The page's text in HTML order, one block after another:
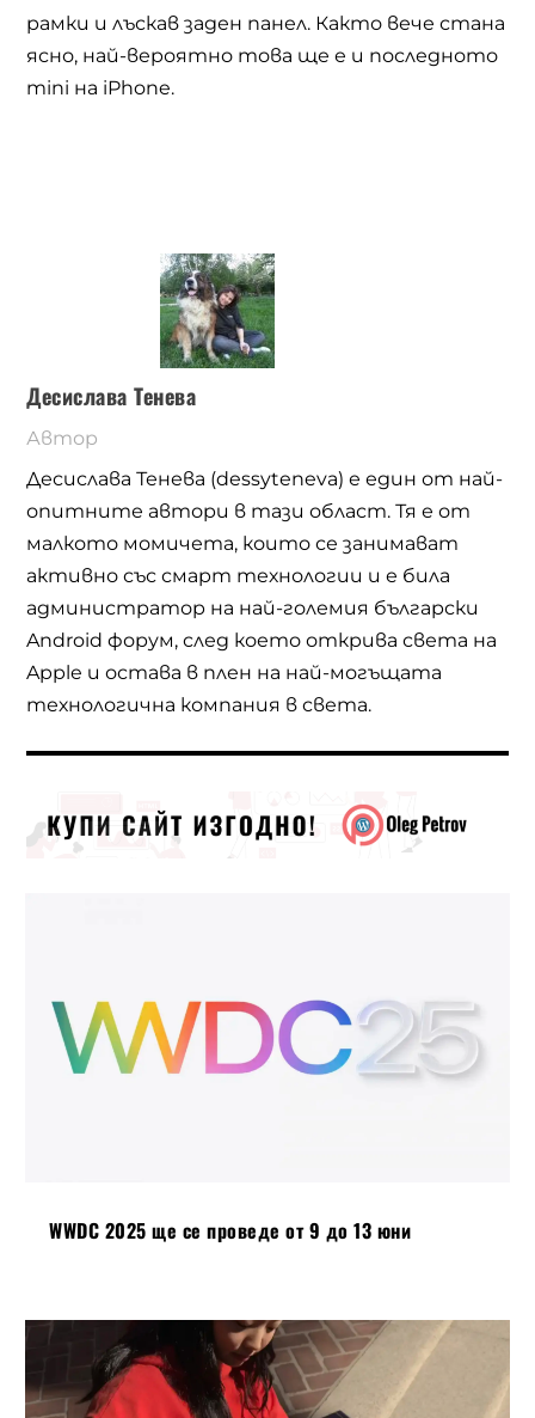
рамки и лъскав заден панел. Както вече стана
ясно, най-вероятно това ще е и последното
mini на iPhone.
Десислава Тенева
Автор
Десислава Тенева (dessyteneva) е един от най-
опитните автори в тази област. Тя е от
малкото момичета, които се занимават
активно със смарт технологии и е била
администратор на най-големия български
Android форум, след което открива света на
Apple и остава в плен на най-могъщата
технологична компания в света.
WWDC 2025 ще се проведе от 9 до 13 юни